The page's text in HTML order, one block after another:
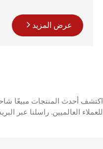
عرض المزيد
للعملاء العالميين. راسلنا عبر